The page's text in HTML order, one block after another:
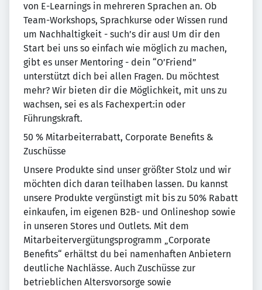
von E-Learnings in mehreren Sprachen an. Ob
Team-Workshops, Sprachkurse oder Wissen rund
um Nachhaltigkeit - such’s dir aus! Um dir den
Start bei uns so einfach wie möglich zu machen,
gibt es unser Mentoring - dein “O’Friend”
unterstützt dich bei allen Fragen. Du möchtest
mehr? Wir bieten dir die Möglichkeit, mit uns zu
wachsen, sei es als Fachexpert:in oder
Führungskraft.
50 % Mitarbeiterrabatt, Corporate Benefits &
Zuschüsse
Unsere Produkte sind unser größter Stolz und wir
möchten dich daran teilhaben lassen. Du kannst
unsere Produkte vergünstigt mit bis zu 50% Rabatt
einkaufen, im eigenen B2B- und Onlineshop sowie
in unseren Stores und Outlets. Mit dem
Mitarbeitervergütungsprogramm „Corporate
Benefits“ erhältst du bei namenhaften Anbietern
deutliche Nachlässe. Auch Zuschüsse zur
betrieblichen Altersvorsorge sowie